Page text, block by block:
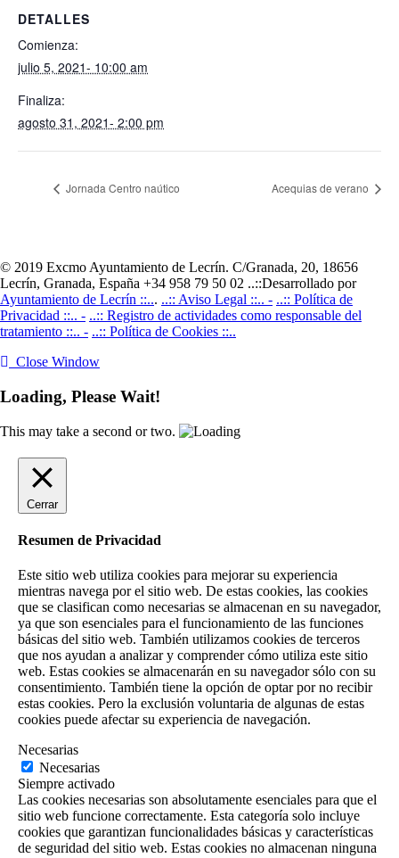
DETALLES
Comienza:
julio 5, 2021- 10:00 am
Finaliza:
agosto 31, 2021- 2:00 pm
Jornada Centro naútico Acequias de verano
© 2019 Excmo Ayuntamiento de Lecrín. C/Granada, 20, 18656
Lecrín, Granada, España +34 958 79 50 02 ..::Desarrollado por
Ayuntamiento de Lecrín ::... ..:: Aviso Legal ::.. - ..:: Política de
Privacidad ::.. - ..:: Registro de actividades como responsable del
tratamiento ::.. - ..:: Política de Cookies ::..
Close Window
Loading, Please Wait!
This may take a second or two.
Cerrar
Resumen de Privacidad
Este sitio web utiliza cookies para mejorar su experiencia
mientras navega por el sitio web. De estas cookies, las cookies
que se clasifican como necesarias se almacenan en su navegador,
ya que son esenciales para el funcionamiento de las funciones
básicas del sitio web. También utilizamos cookies de terceros
que nos ayudan a analizar y comprender cómo utiliza este sitio
web. Estas cookies se almacenarán en su navegador sólo con su
consentimiento. También tiene la opción de optar por no recibir
estas cookies. Pero la exclusión voluntaria de algunas de estas
cookies puede afectar su experiencia de navegación.
Necesarias
Necesarias
Siempre activado
Las cookies necesarias son absolutamente esenciales para que el
sitio web funcione correctamente. Esta categoría solo incluye
cookies que garantizan funcionalidades básicas y características
de seguridad del sitio web. Estas cookies no almacenan ninguna